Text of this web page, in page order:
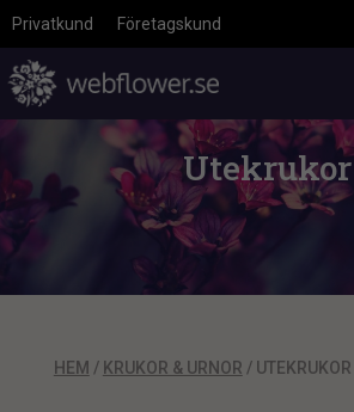
Privatkund Företagskund
Utekrukor
HEM / KRUKOR & URNOR / UTEKRUKOR